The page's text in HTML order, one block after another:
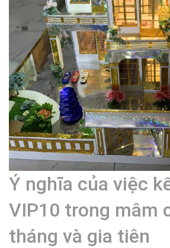
Ý nghĩa của việc
VIP10 trong mâm
tháng và gia tiên